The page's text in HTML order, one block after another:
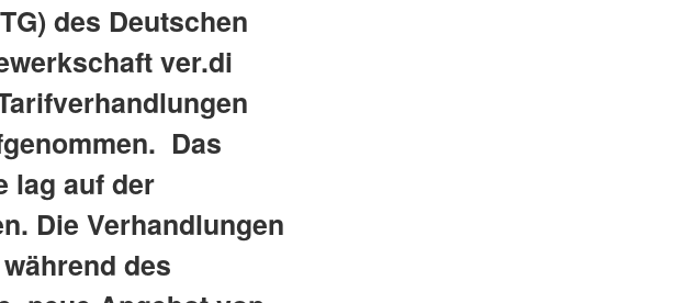
des Deutschen
ver.di
Das
lag auf der
Die Verhandlungen
des